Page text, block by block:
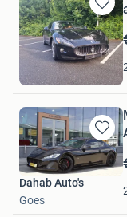
in
Mijn
JSM Cars
Ommen
Bewaren
in
Mijn
Dahab Auto's
Goes